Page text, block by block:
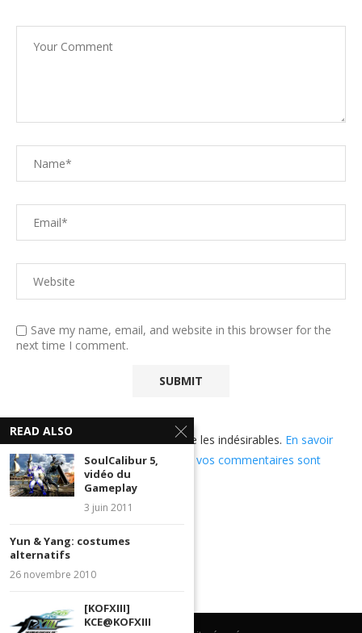
Save my name, email, and website in this browser for the
next time I comment.
Ce site utilise Akismet pour réduire les indésirables. En savoir
plus sur comment les données de vos commentaires sont
utilisées.
READ ALSO
SoulCalibur 5,
vidéo du
Gameplay
3 juin 2011
Yun & Yang: costumes
alternatifs
26 novembre 2010
[KOFXIII]
KCE@KOFXIII